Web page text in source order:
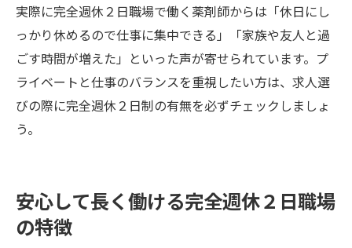
実際に完全週休２日職場で働く薬剤師からは「休日にし
っかり休めるので仕事に集中できる」「家族や友人と過
ごす時間が増えた」といった声が寄せられています。プ
ライベートと仕事のバランスを重視したい方は、求人選
びの際に完全週休２日制の有無を必ずチェックしましょ
う。
安心して長く働ける完全週休２日職場
の特徴